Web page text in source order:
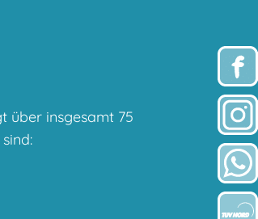
über insgesamt 75